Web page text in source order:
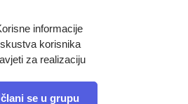
informacije
korisnika
za realizaciju
se u grupu